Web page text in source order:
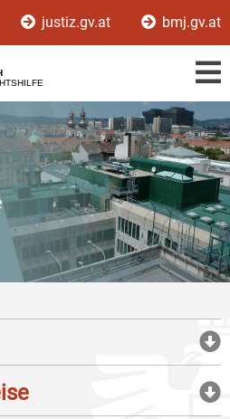
justiz.gv.at bmj.gv.at